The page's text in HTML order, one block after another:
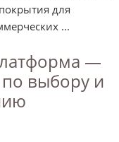
для
...
—
по выбору и